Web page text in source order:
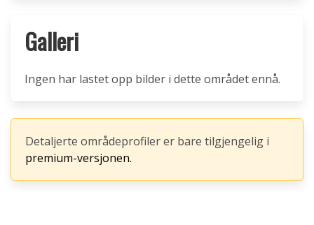
Galleri
Ingen har lastet opp bilder i dette området ennå.
Detaljerte områdeprofiler er bare tilgjengelig i
premium-versjonen.